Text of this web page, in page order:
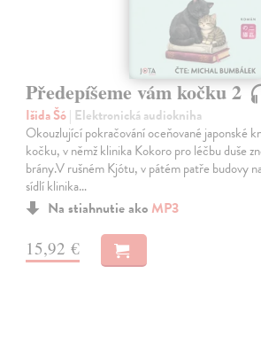
Předepíšeme vám kočku 2
Išida Šó| Elektronická audiokniha
Okouzlující pokračování oceňované japonské
kočku, v němž klinika Kokoro pro léčbu duše
brány.V rušném Kjótu, v pátém patře budovy
sídlí klinika…
Na stiahnutie ako MP3
15,92 €